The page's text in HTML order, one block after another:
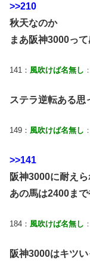
>>210
秋天なのか
まあ阪神3000っ
141： 風吹けば名無し
ステラ逆転ある思
149： 風吹けば名無し
>>141
阪神3000に耐え
あの馬は2400まで
184： 風吹けば名無し
阪神3000はキツ